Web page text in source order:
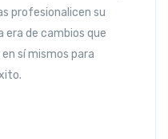
profesionalicen su
era de cambios que
sí mismos para